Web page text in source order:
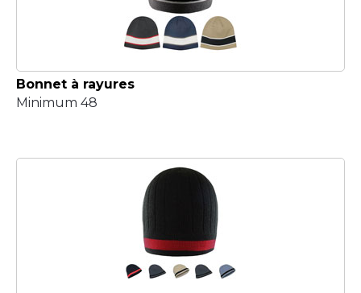
Bonnet à rayures
Minimum 48